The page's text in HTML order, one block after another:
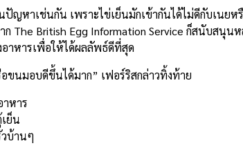
ญหาเช่นกัน เพราะไข่เย็นมักเข้ากันได้ไม่ดีกับเนยห
British Egg Information Service ก็สนับสนุนห
าหารเพื่อให้ได้ผลลัพธ์ดีที่สุด
นมอบดีขึ้นได้มาก” เฟอร์ริสกล่าวทิ้งท้าย
หาร
ย็น
บ้านๆ